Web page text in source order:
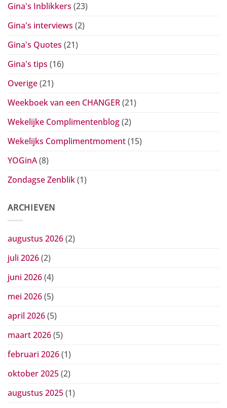
Gina's Inblikkers (23)
Gina's interviews (2)
Gina's Quotes (21)
Gina's tips (16)
Overige(21)
Weekboek van een CHANGER(21)
Wekelijke Complimentenblog(2)
Wekelijks Complimentmoment(15)
YOGinA(8)
Zondagse Zenblik(1)
ARCHIEVEN
augustus 2026(2)
juli 2026(2)
juni 2026(4)
mei 2026(5)
april 2026(5)
maart 2026(5)
februari 2026(1)
oktober 2025(2)
augustus 2025(1)